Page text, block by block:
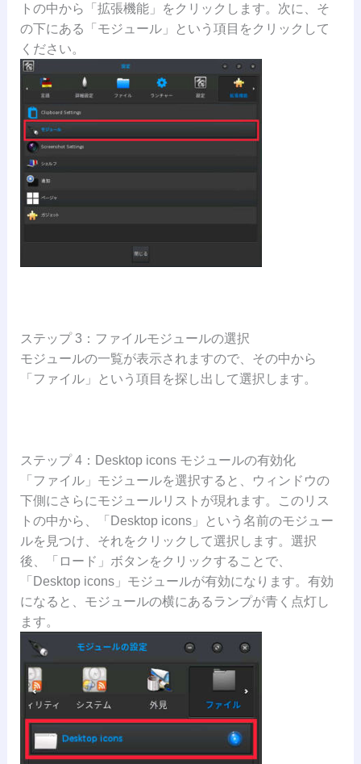
トの中から「拡張機能」をクリックします。次に、そ
の下にある「モジュール」という項目をクリックして
ください。
ステップ 3：ファイルモジュールの選択
モジュールの一覧が表示されますので、その中から
「ファイル」という項目を探し出して選択します。
ステップ 4：Desktop icons モジュールの有効化
「ファイル」モジュールを選択すると、ウィンドウの
下側にさらにモジュールリストが現れます。このリス
トの中から、「Desktop icons」という名前のモジュー
ルを見つけ、それをクリックして選択します。選択
後、「ロード」ボタンをクリックすることで、
「Desktop icons」モジュールが有効になります。有効
になると、モジュールの横にあるランプが青く点灯し
ます。